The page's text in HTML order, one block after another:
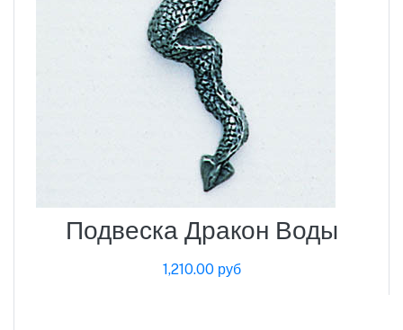
Подвеска Дракон Воды
1,210.00 руб